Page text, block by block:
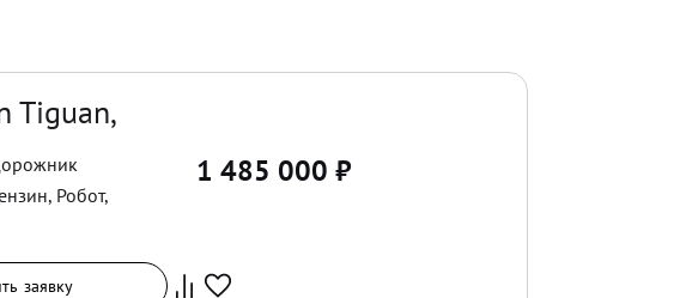
Tiguan,
, Робот,
1 485 000 ₽
заявку